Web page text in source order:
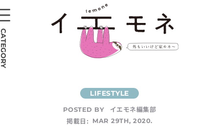
POSTED BY
イエモネ編集部
掲載日:
MAR 29TH, 2020.